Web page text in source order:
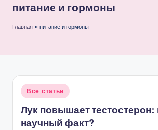
питание
питание и гормоны
Главная » питание и гормоны
Опубликовано
Все статьи
Лук повышает
научный факт?